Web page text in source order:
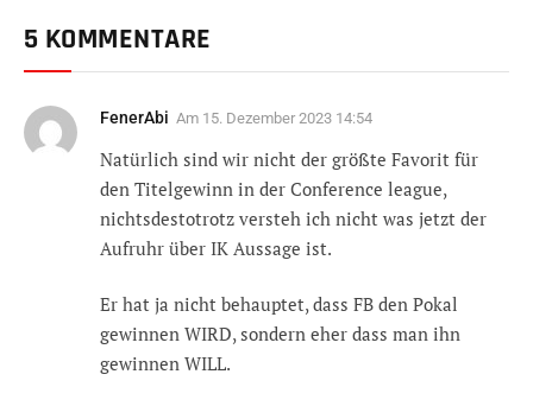
5 KOMMENTARE
FenerAbi Am 15. Dezember 2023 14:54
Natürlich sind wir nicht der größte Favorit für
den Titelgewinn in der Conference league,
nichtsdestotrotz versteh ich nicht was jetzt der
Aufruhr über IK Aussage ist.
Er hat ja nicht behauptet, dass FB den Pokal
gewinnen WIRD, sondern eher dass man ihn
gewinnen WILL.